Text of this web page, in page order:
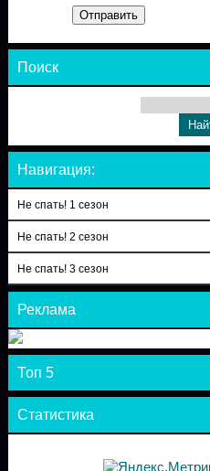
Отправить
Поиск
Навигация:
Не спать! 1 сезон
Не спать! 2 сезон
Не спать! 3 сезон
Реклама
Топ 5
Статистика